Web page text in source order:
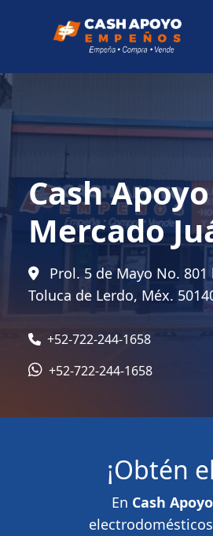
Cash
Mercado
Prol. 5 de Mayo No.
Toluca de Lerdo, Méx.
+52-722-244-1658
+52-722-244-1658
¡Obtén
En Cash